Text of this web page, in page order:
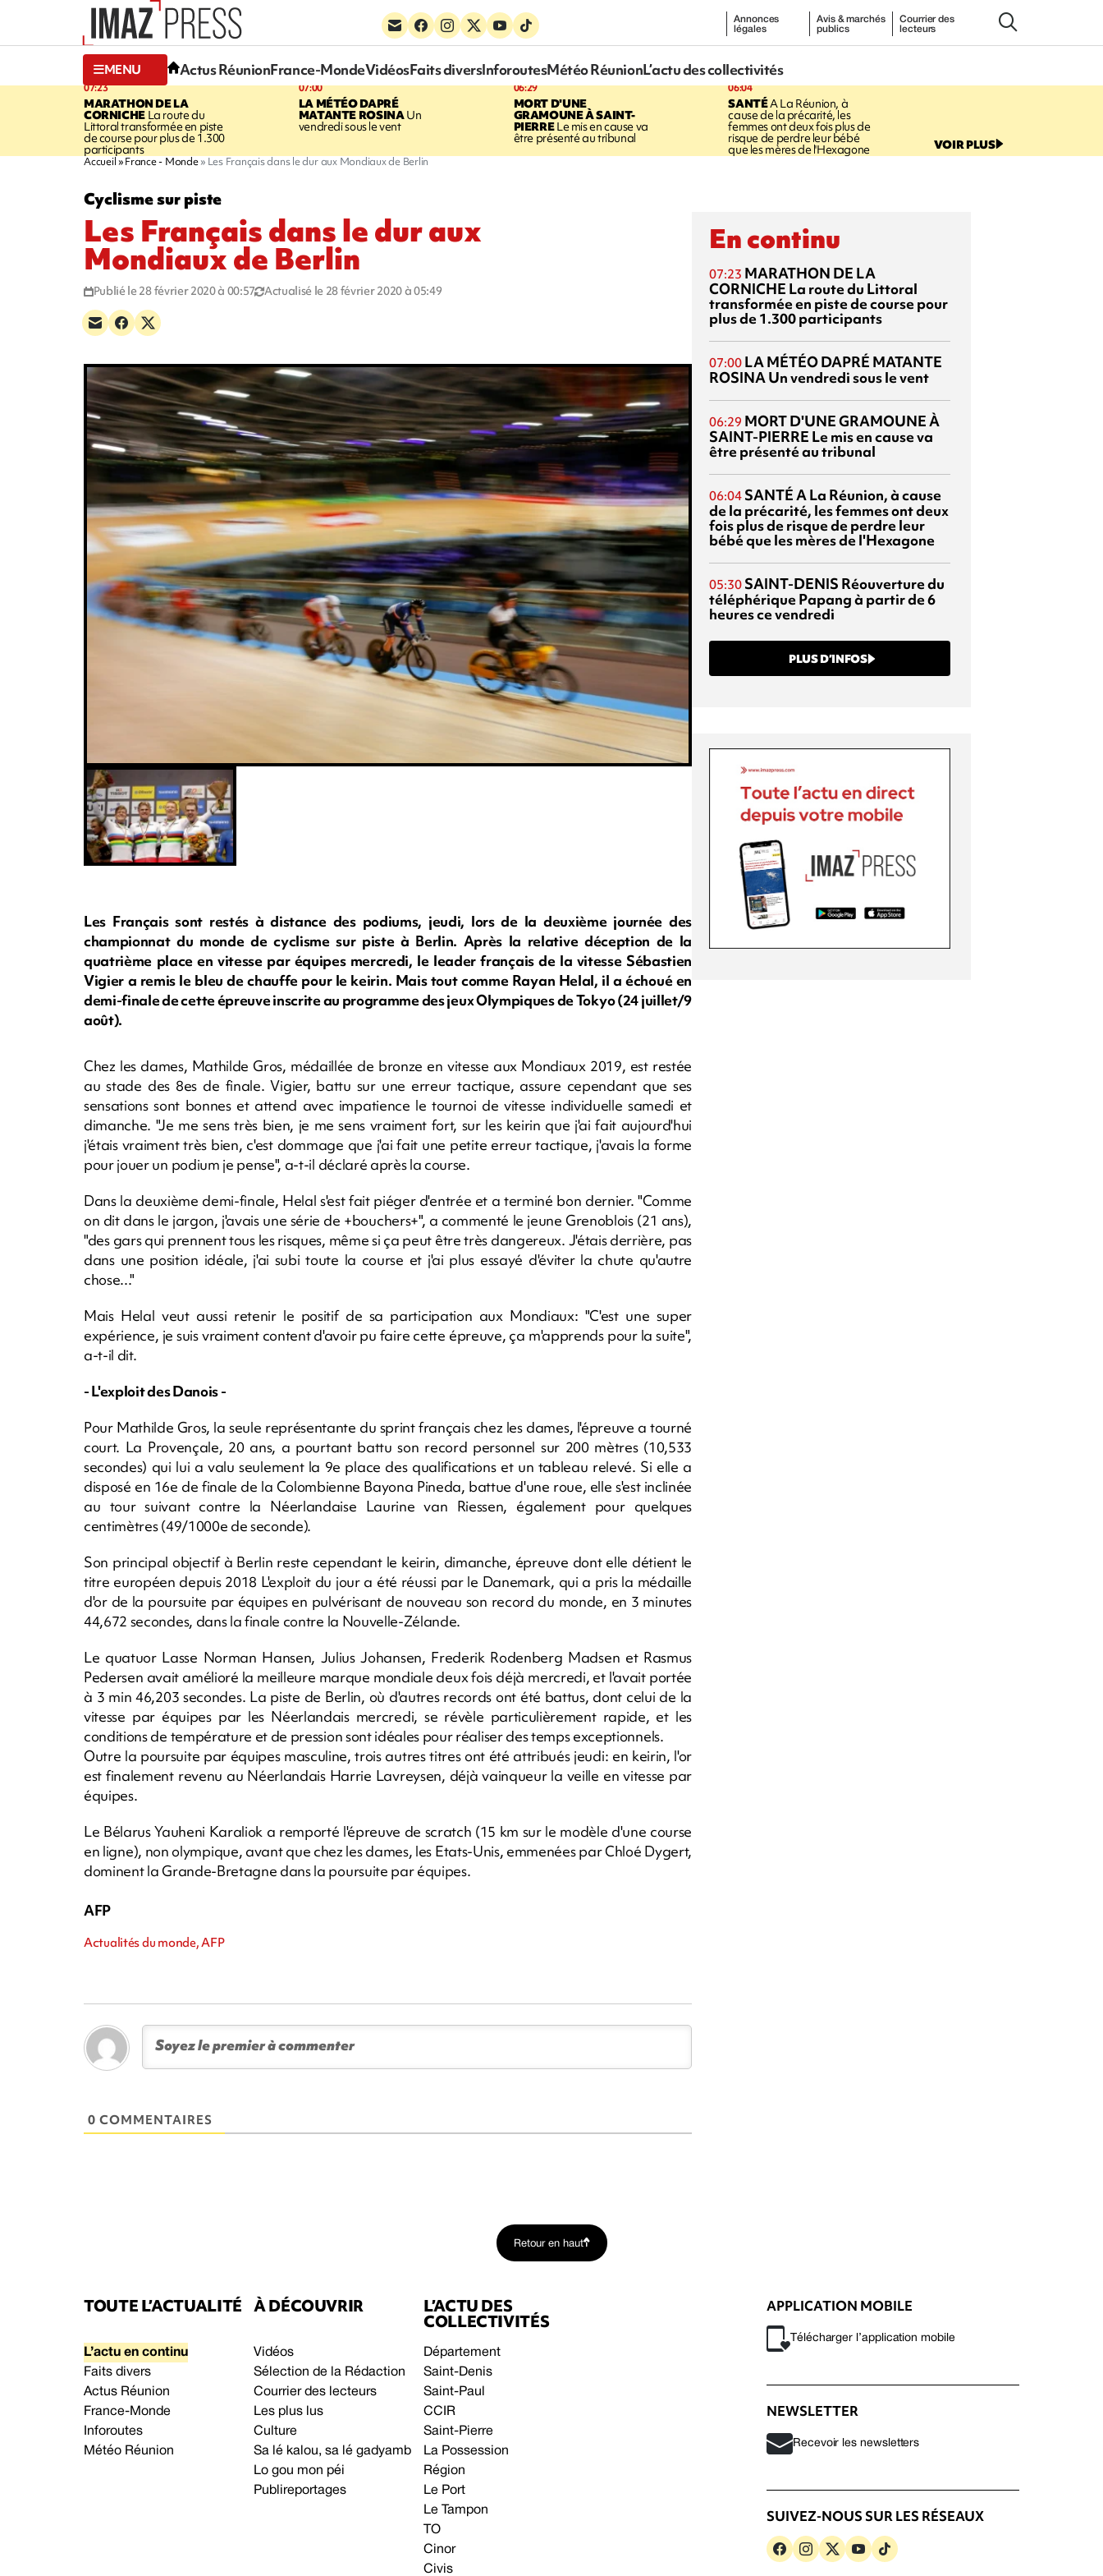
Annonces
légales
Avis & marchés
publics
Courrier des
lecteurs
MENU Actus RéunionFrance-MondeVidéosFaits diversInforoutesMétéo RéunionL’actu des collectivités
07:23
MARATHON DE LA
CORNICHELa route du
Littoral transformée en piste
de course pour plus de 1.300
participants
07:00
LA MÉTÉO DAPRÉ
MATANTE ROSINAUn
vendredi sous le vent
06:29
MORT D'UNE
GRAMOUNE À SAINT-
PIERRELe mis en cause va
être présenté au tribunal
06:04
SANTÉA La Réunion, à
cause de la précarité, les
femmes ont deux fois plus de
risque de perdre leur bébé
que les mères de l'Hexagone VOIR PLUS
Accueil France - Monde Les Français dans le dur aux Mondiaux de Berlin
Cyclisme sur piste
Les Français dans le dur aux
Mondiaux de Berlin
Publié le 28 février 2020 à 00:57 Actualisé le 28 février 2020 à 05:49
Les Français sont restés à distance des podiums, jeudi, lors de la deuxième journée des
championnat du monde de cyclisme sur piste à Berlin. Après la relative déception de la
quatrième place en vitesse par équipes mercredi, le leader français de la vitesse Sébastien
Vigier a remis le bleu de chauffe pour le keirin. Mais tout comme Rayan Helal, il a échoué en
demi-finale de cette épreuve inscrite au programme des jeux Olympiques de Tokyo (24 juillet/9
août).
Chez les dames, Mathilde Gros, médaillée de bronze en vitesse aux Mondiaux 2019, est restée
au stade des 8es de finale. Vigier, battu sur une erreur tactique, assure cependant que ses
sensations sont bonnes et attend avec impatience le tournoi de vitesse individuelle samedi et
dimanche. "Je me sens très bien, je me sens vraiment fort, sur les keirin que j'ai fait aujourd'hui
j'étais vraiment très bien, c'est dommage que j'ai fait une petite erreur tactique, j'avais la forme
pour jouer un podium je pense", a-t-il déclaré après la course.
Dans la deuxième demi-finale, Helal s'est fait piéger d'entrée et a terminé bon dernier. "Comme
on dit dans le jargon, j'avais une série de +bouchers+", a commenté le jeune Grenoblois (21 ans),
"des gars qui prennent tous les risques, même si ça peut être très dangereux. J'étais derrière, pas
dans une position idéale, j'ai subi toute la course et j'ai plus essayé d'éviter la chute qu'autre
chose..."
Mais Helal veut aussi retenir le positif de sa participation aux Mondiaux: "C'est une super
expérience, je suis vraiment content d'avoir pu faire cette épreuve, ça m'apprends pour la suite",
a-t-il dit.
- L'exploit des Danois -
Pour Mathilde Gros, la seule représentante du sprint français chez les dames, l'épreuve a tourné
court. La Provençale, 20 ans, a pourtant battu son record personnel sur 200 mètres (10,533
secondes) qui lui a valu seulement la 9e place des qualifications et un tableau relevé. Si elle a
disposé en 16e de finale de la Colombienne Bayona Pineda, battue d'une roue, elle s'est inclinée
au tour suivant contre la Néerlandaise Laurine van Riessen, également pour quelques
centimètres (49/1000e de seconde).
Son principal objectif à Berlin reste cependant le keirin, dimanche, épreuve dont elle détient le
titre européen depuis 2018 L'exploit du jour a été réussi par le Danemark, qui a pris la médaille
d'or de la poursuite par équipes en pulvérisant de nouveau son record du monde, en 3 minutes
44,672 secondes, dans la finale contre la Nouvelle-Zélande.
Le quatuor Lasse Norman Hansen, Julius Johansen, Frederik Rodenberg Madsen et Rasmus
Pedersen avait amélioré la meilleure marque mondiale deux fois déjà mercredi, et l'avait portée
à 3 min 46,203 secondes. La piste de Berlin, où d'autres records ont été battus, dont celui de la
vitesse par équipes par les Néerlandais mercredi, se révèle particulièrement rapide, et les
conditions de température et de pression sont idéales pour réaliser des temps exceptionnels.
Outre la poursuite par équipes masculine, trois autres titres ont été attribués jeudi: en keirin, l'or
est finalement revenu au Néerlandais Harrie Lavreysen, déjà vainqueur la veille en vitesse par
équipes.
Le Bélarus Yauheni Karaliok a remporté l'épreuve de scratch (15 km sur le modèle d'une course
en ligne), non olympique, avant que chez les dames, les Etats-Unis, emmenées par Chloé Dygert,
dominent la Grande-Bretagne dans la poursuite par équipes.
AFP
Actualités du monde, AFP
0 COMMENTAIRES
En continu
07:23 MARATHON DE LA
CORNICHE La route du Littoral
transformée en piste de course pour
plus de 1.300 participants
07:00 LA MÉTÉO DAPRÉ MATANTE
ROSINAUn vendredi sous le vent
06:29 MORT D'UNE GRAMOUNE À
SAINT-PIERRE Le mis en cause va
être présenté au tribunal
06:04 SANTÉA La Réunion, à cause
de la précarité, les femmes ont deux
fois plus de risque de perdre leur
bébé que les mères de l'Hexagone
05:30 SAINT-DENIS Réouverture du
téléphérique Papang à partir de 6
heures ce vendredi
PLUS D’INFOS
Retour en haut
TOUTE L’ACTUALITÉ
L’actu en continu
Faits divers
Actus Réunion
France-Monde
Inforoutes
Météo Réunion
À DÉCOUVRIR
Vidéos
Sélection de la Rédaction
Courrier des lecteurs
Les plus lus
Culture
Sa lé kalou, sa lé gadyamb
Lo gou mon péi
Publireportages
L’ACTU DES
COLLECTIVITÉS
Département
Saint-Denis
Saint-Paul
CCIR
Saint-Pierre
La Possession
Région
Le Port
Le Tampon
TO
Cinor
Civis
APPLICATION MOBILE
Télécharger l’application mobile
NEWSLETTER
Recevoir les newsletters
SUIVEZ-NOUS SUR LES RÉSEAUX